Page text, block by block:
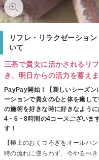
リフレ・リラクゼーショ
いて
三茶で貴女に活かされるリ
き、明日からの活力を蓄えま
PayPay開始！【新しいシーズ
ーションで貴女の心と体を癒し
の施術を好きな時に好きなよ
4・6・8時間の4コースございま
す！
【極上のおくつろぎをオールハン
時の流れに逆らわず、今やるべ